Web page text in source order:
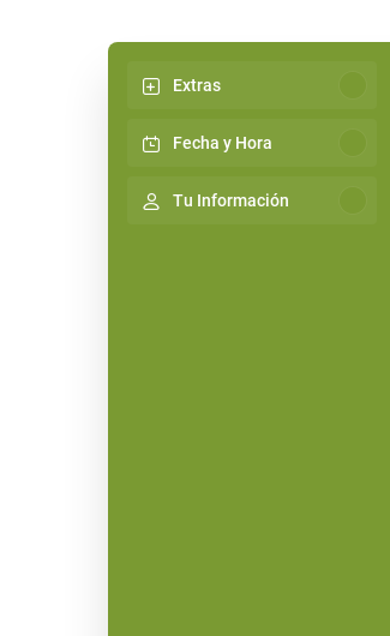
Extras
Fecha y Hora
Tu Información